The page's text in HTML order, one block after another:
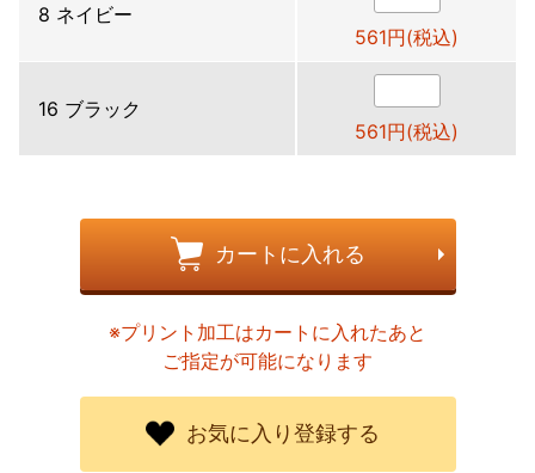
8 ネイビー
561円(税込)
16 ブラック
561円(税込)
カートに入れる
※プリント加工はカートに入れたあと
ご指定が可能になります
お気に入り登録する